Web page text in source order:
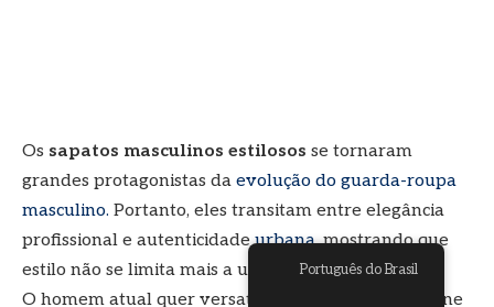
2026
Por NETO ANGEL BOSS dezembro 10, 2025
Atualizado: dezembro 10, 2025 Nenhum comentário 3 Mins lidos
Português do Brasil